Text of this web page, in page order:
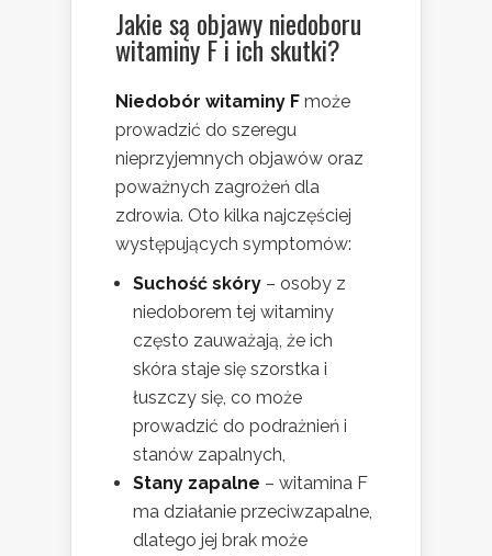
Jakie są objawy niedoboru
witaminy F i ich skutki?
Niedobór witaminy F może
prowadzić do szeregu
nieprzyjemnych objawów oraz
poważnych zagrożeń dla
zdrowia. Oto kilka najczęściej
występujących symptomów:
Suchość skóry – osoby z
niedoborem tej witaminy
często zauważają, że ich
skóra staje się szorstka i
łuszczy się, co może
prowadzić do podrażnień i
stanów zapalnych,
Stany zapalne – witamina F
ma działanie przeciwzapalne,
dlatego jej brak może